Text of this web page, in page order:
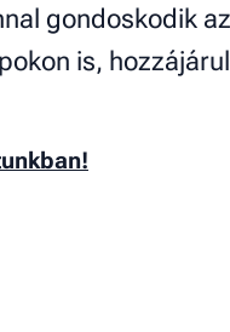
gondoskodik
is,